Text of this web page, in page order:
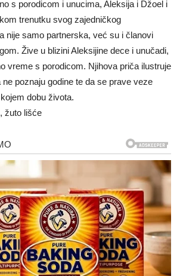
s porodicom i unucima, Aleksija i Džoel i
trenutku svog zajedničkog
nije samo partnerska, već su i članovi
Žive u blizini Aleksijine dece i unučadi,
vreme s porodicom. Njihova priča ilustruje
poznaju godine te da se prave veze
dobu života.